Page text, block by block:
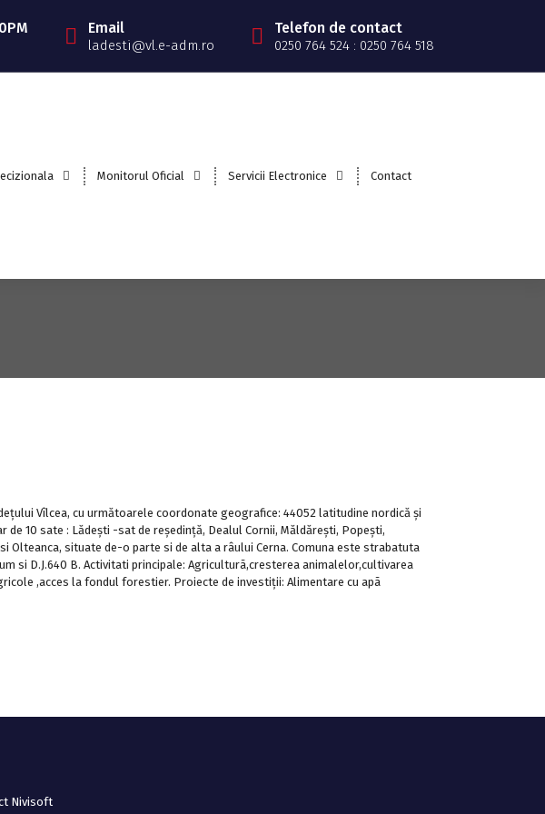
Email
ladesti@vl.e-adm.ro
Telefon de contact
0250 764 524 : 0250 764 518
Monitorul Oficial Servicii Electronice Contact
Vîlcea, cu următoarele coordonate geografice: 44052 latitudine nordică şi
de 10 sate : Lădeşti -sat de reşedinţă, Dealul Cornii, Măldăreşti, Popeşti,
Olteanca, situate de-o parte si de alta a râului Cerna. Comuna este strabatuta
si D.J.640 B. Activitati principale: Agriculturã,cresterea animalelor,cultivarea
,acces la fondul forestier. Proiecte de investiţii: Alimentare cu apã
Nivisoft